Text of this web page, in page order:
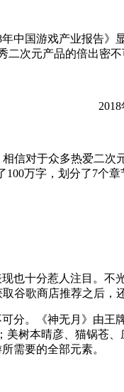
中国游戏产业报告
次元产品的倍出密
相信对于众多热爱二
万字，划分了7个
也十分惹人注目。
谷歌商店推荐之后，
分。《神无月》由
树本晴彦、猫锅苍
需要的全部元素。